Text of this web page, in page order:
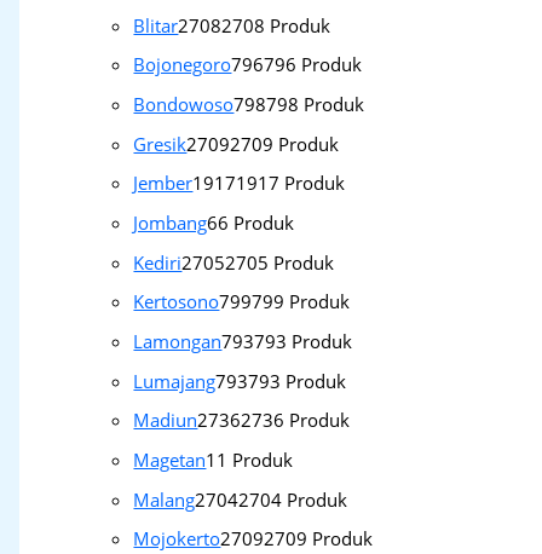
Blitar27082708 Produk
Bojonegoro796796 Produk
Bondowoso798798 Produk
Gresik27092709 Produk
Jember19171917 Produk
Jombang66 Produk
Kediri27052705 Produk
Kertosono799799 Produk
Lamongan793793 Produk
Lumajang793793 Produk
Madiun27362736 Produk
Magetan1 1 Produk
Malang27042704 Produk
Mojokerto27092709 Produk